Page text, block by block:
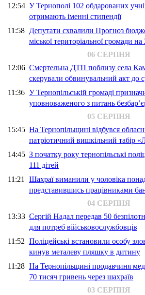
12:54 У Тернополі 102 обдарованих
отримають іменні стипендії
11:58 Депутати схвалили Прогноз
міської територіальної громади
06 СЕРПНЯ
12:06 Смертельна ДТП поблизу села
скерували обвинувальний акт до
11:36 У Тернопільській громаді
уповноваженого з питань
05 СЕРПНЯ
15:45 На Тернопільщині відбувся
патріотичний вишкільний табір
14:45 З початку року тернопільські
111 дітей
11:21 Шахраї виманили у чоловіка
представившись працівниками
04 СЕРПНЯ
13:33 Сергій Надал передав 50
для потреб військовослужбовців
11:52 Поліцейські встановили особу
кинув металеву пляшку в дитину
11:28 На Тернопільщині продавчиня
70 тисяч гривень через шахраїв
03 СЕРПНЯ